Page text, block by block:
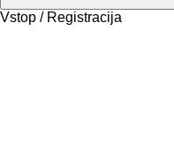
Vstop / Registracija